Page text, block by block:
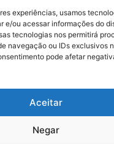
experiências, usamos
e/ou acessar informações do
tecnologias nos permitirá
navegação ou IDs exclusivos
pode afetar
Aceitar
Negar
Federal
de crimes